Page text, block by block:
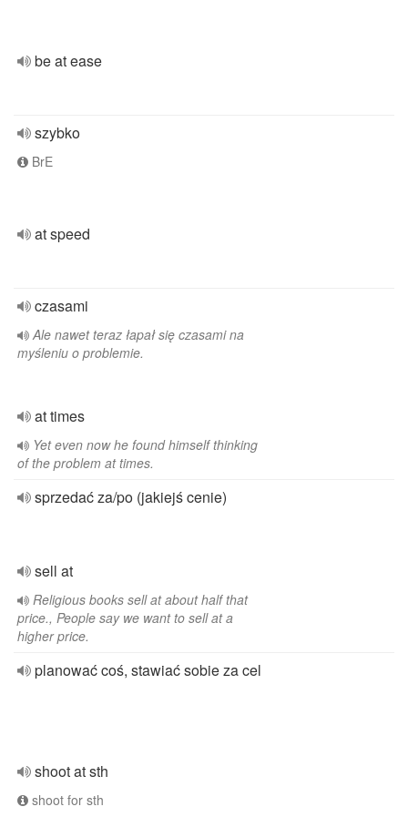
be at ease
szybko
BrE
at speed
czasami
Ale nawet teraz łapał się czasami na
myśleniu o problemie.
at times
Yet even now he found himself thinking
of the problem at times.
sprzedać za/po (jakiejś cenie)
sell at
Religious books sell at about half that
price., People say we want to sell at a
higher price.
planować coś, stawiać sobie za cel
shoot at sth
shoot for sth